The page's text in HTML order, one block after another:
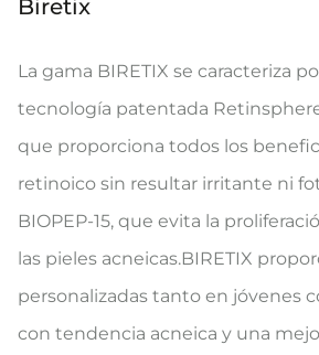
Biretix
La gama BIRETIX se caracteriza
tecnología patentada
que proporciona todos los
retinoico sin resultar irritante ni
BIOPEP-15, que evita la
las pieles acneicas.BIRETIX
personalizadas tanto en jóvenes
con tendencia acneica y una